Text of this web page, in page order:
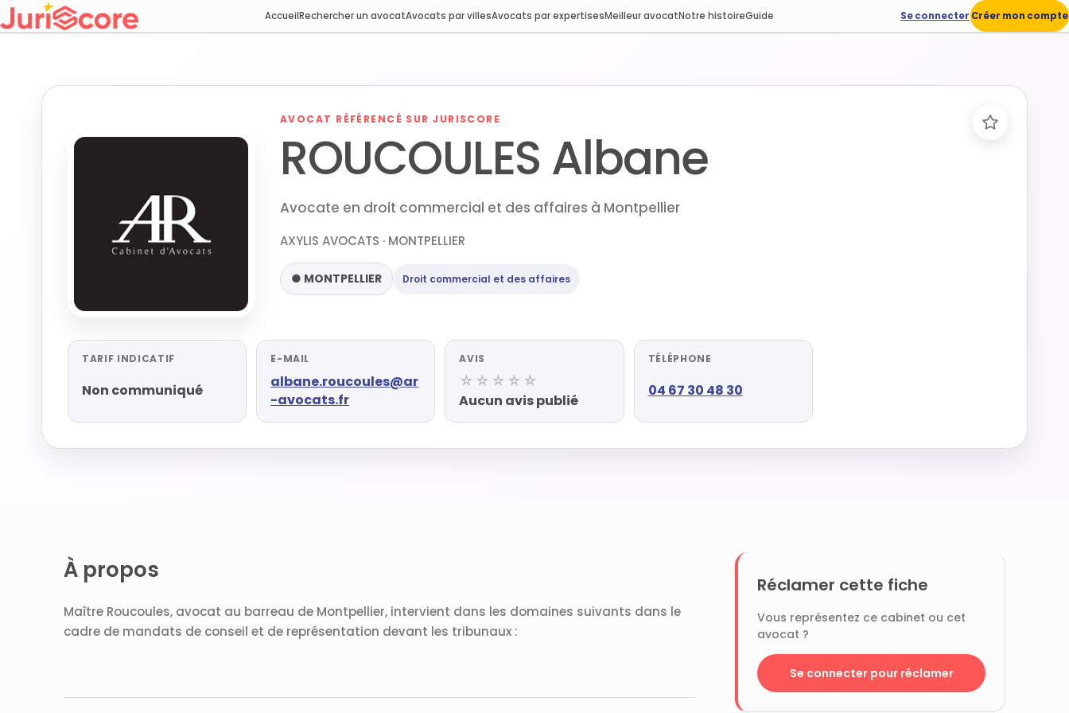
AccueilRechercher un avocatAvocats par villesAvocats par expertisesMeilleur avocatNotre histoireGuide Se connecter Créer mon compte
AVOCAT RÉFÉRENCÉ SUR JURISCORE
ROUCOULES Albane
Avocate en droit commercial et des affaires à Montpellier
AXYLIS AVOCATS · MONTPELLIER
● MONTPELLIER Droit commercial et des affaires
TARIF INDICATIF
Non communiqué
E-MAIL
albane.roucoules@ar
-avocats.fr
AVIS
☆☆☆☆☆
Aucun avis publié
TÉLÉPHONE
04 67 30 48 30
À propos
Maître Roucoules, avocat au barreau de Montpellier, intervient dans les domaines suivants dans le
cadre de mandats de conseil et de représentation devant les tribunaux :
Réclamer cette fiche
Vous représentez ce cabinet ou cet
avocat ?
Se connecter pour réclamer